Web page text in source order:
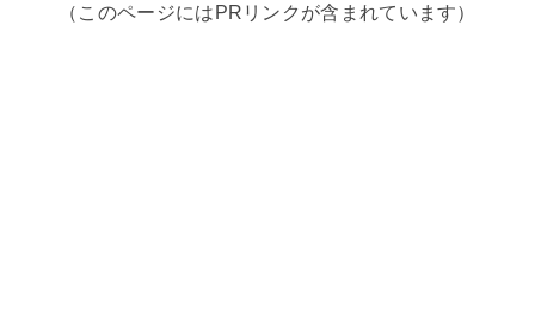
（このページにはPRリンクが含まれています）